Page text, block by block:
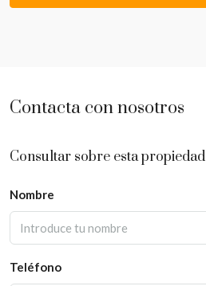
Contacta con nosotros
Consultar sobre esta propiedad
Nombre
Teléfono